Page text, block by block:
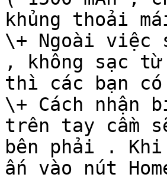
khủng thoải
\+ Ngoài việc
, không sạc
thì các bạn
\+ Cách nhận
trên tay cầm
bên phải .
ấn vào nút